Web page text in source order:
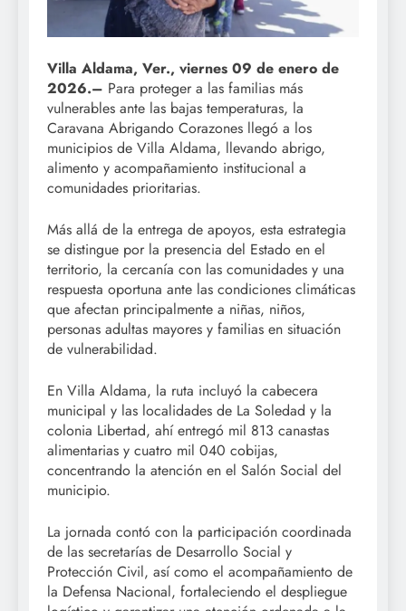
Villa Aldama, Ver., viernes 09 de enero de
2026.– Para proteger a las familias más
vulnerables ante las bajas temperaturas, la
Caravana Abrigando Corazones llegó a los
municipios de Villa Aldama, llevando abrigo,
alimento y acompañamiento institucional a
comunidades prioritarias.
Más allá de la entrega de apoyos, esta estrategia
se distingue por la presencia del Estado en el
territorio, la cercanía con las comunidades y una
respuesta oportuna ante las condiciones climáticas
que afectan principalmente a niñas, niños,
personas adultas mayores y familias en situación
de vulnerabilidad.
En Villa Aldama, la ruta incluyó la cabecera
municipal y las localidades de La Soledad y la
colonia Libertad, ahí entregó mil 813 canastas
alimentarias y cuatro mil 040 cobijas,
concentrando la atención en el Salón Social del
municipio.
La jornada contó con la participación coordinada
de las secretarías de Desarrollo Social y
Protección Civil, así como el acompañamiento de
la Defensa Nacional, fortaleciendo el despliegue